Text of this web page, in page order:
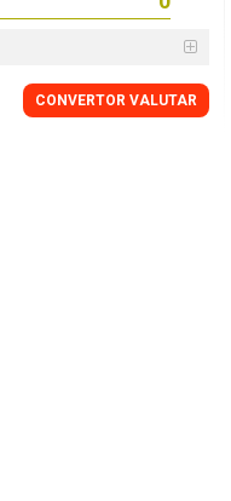
CONVERTOR VALUTAR